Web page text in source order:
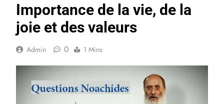
Importance de la vie, de la
joie et des valeurs
Admin 0 1 Mins